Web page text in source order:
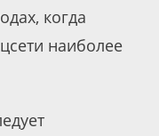
когда
наиболее